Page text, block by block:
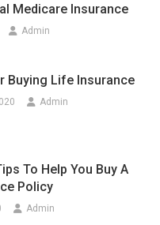
Medicare Insurance
Admin
Buying Life Insurance
Admin
To Help You Buy A
Policy
Admin